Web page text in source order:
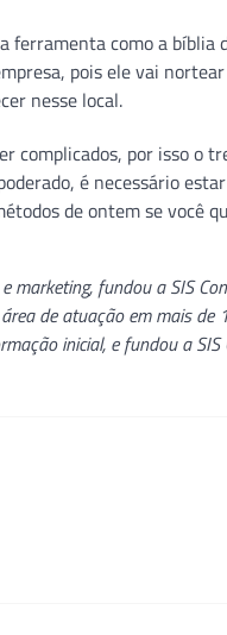
ferramenta como a
pois ele vai
nesse local.
complicados, por isso o
é necessário
de ontem se você
marketing, fundou a SIS
de atuação em mais
inicial, e fundou a